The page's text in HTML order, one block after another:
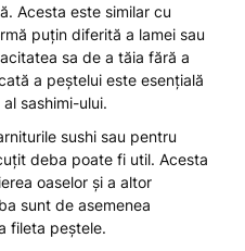
Acesta este similar cu
puțin diferită a lamei sau
sa de a tăia fără a
a peștelui este esențială
sashimi-ului.
sushi sau pentru
deba poate fi util. Acesta
oaselor și a altor
sunt de asemenea
fileta peștele.